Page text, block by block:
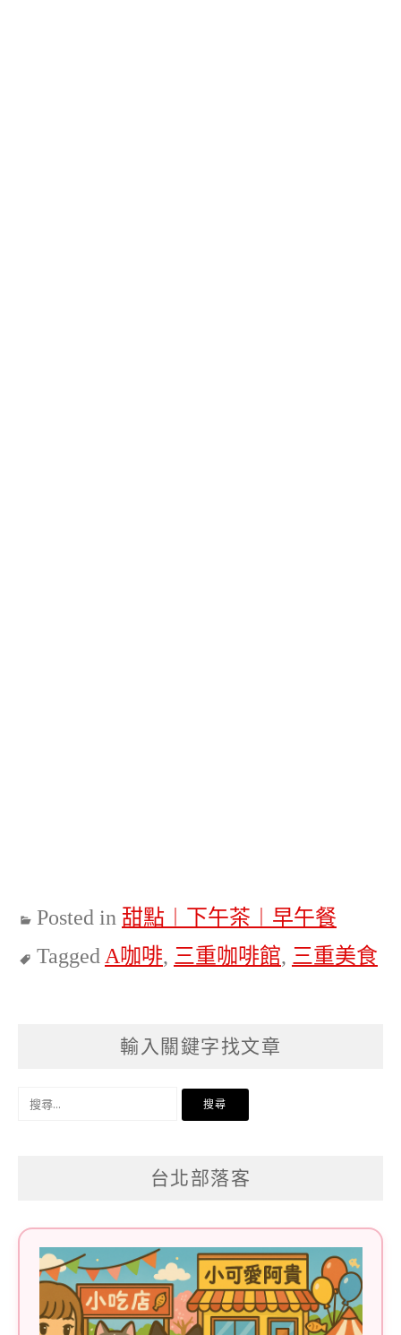
Posted in 甜點︱下午茶︱早午餐
Tagged A咖啡, 三重咖啡館, 三重美食
輸入關鍵字找文章
搜
台北部落客